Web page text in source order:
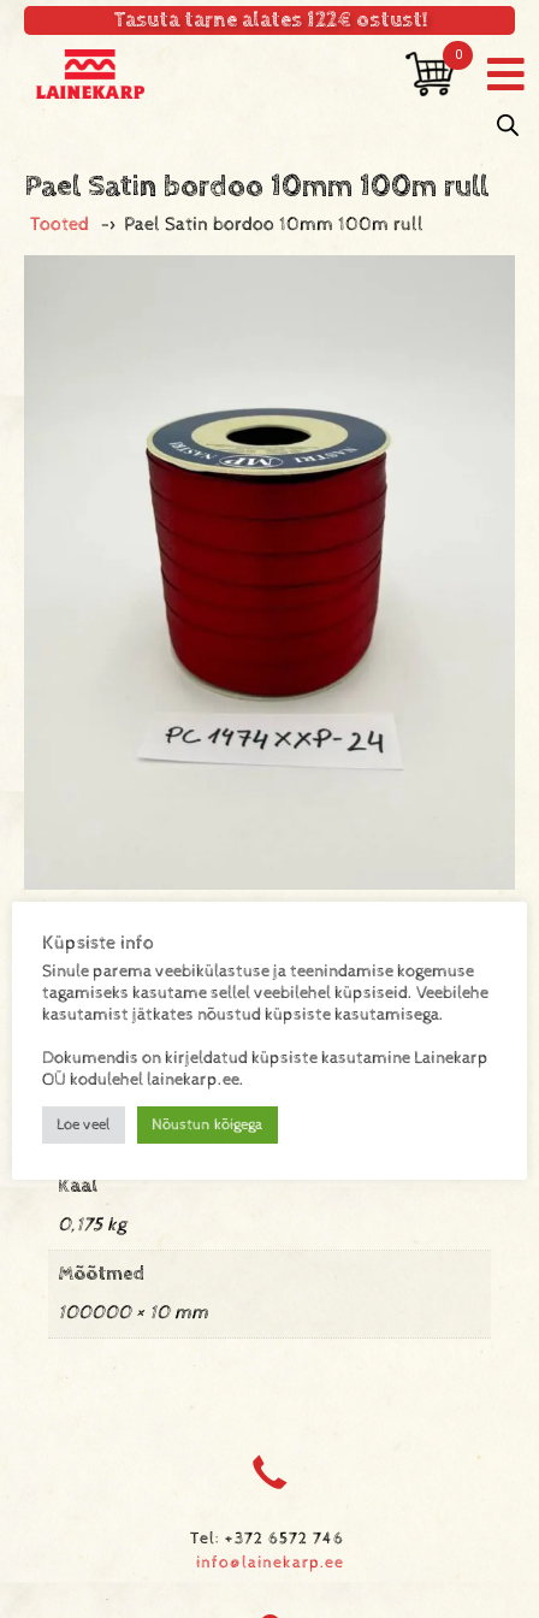
Tasuta tarne alates 122€ ostust!
0
Pael Satin bordoo 10mm 100m rull
Tooted -> Pael Satin bordoo 10mm 100m rull
SKU: PC1474XXP-24
Lisa toode päringukorvi
Lisainfo
Kaal
0,175 kg
Mõõtmed
100000 × 10 mm
Küpsiste info
Sinule parema veebikülastuse ja teenindamise kogemuse
tagamiseks kasutame sellel veebilehel küpsiseid. Veebilehe
kasutamist jätkates nõustud küpsiste kasutamisega.
Dokumendis on kirjeldatud küpsiste kasutamine Lainekarp
OÜ kodulehel lainekarp.ee.
Loe veel Nõustun kõigega
Tel: +372 6572 746
info@lainekarp.ee